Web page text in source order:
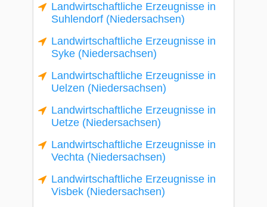
Landwirtschaftliche Erzeugnisse in
Suhlendorf (Niedersachsen)
Landwirtschaftliche Erzeugnisse in
Syke (Niedersachsen)
Landwirtschaftliche Erzeugnisse in
Uelzen (Niedersachsen)
Landwirtschaftliche Erzeugnisse in
Uetze (Niedersachsen)
Landwirtschaftliche Erzeugnisse in
Vechta (Niedersachsen)
Landwirtschaftliche Erzeugnisse in
Visbek (Niedersachsen)